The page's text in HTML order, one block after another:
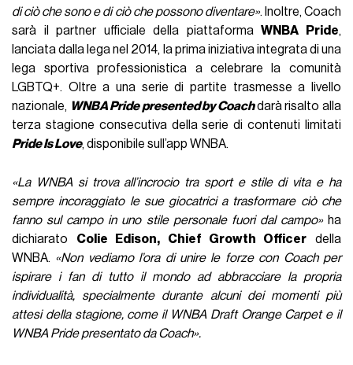
di ciò che sono e di ciò che possono diventare». Inoltre, Coach
sarà il partner ufficiale della piattaformaWNBA Pride,
lanciata dalla lega nel 2014, la prima iniziativa integrata di una
lega sportiva professionistica a celebrare la comunità
LGBTQ+. Oltre a una serie di partite trasmesse a livello
nazionale, WNBA Pride presented by Coachdarà risalto alla
terza stagione consecutiva della serie di contenuti limitati
Pride Is Love, disponibile sull’app WNBA.
«La WNBA si trova all’incrocio tra sport e stile di vita e ha
sempre incoraggiato le sue giocatrici a trasformare ciò che
fanno sul campo in uno stile personale fuori dal campo»ha
dichiarato Colie Edison, Chief Growth Officer della
WNBA. «Non vediamo l’ora di unire le forze con Coach per
ispirare i fan di tutto il mondo ad abbracciare la propria
individualità, specialmente durante alcuni dei momenti più
attesi della stagione, come il WNBA Draft Orange Carpet e il
WNBA Pride presentato da Coach».